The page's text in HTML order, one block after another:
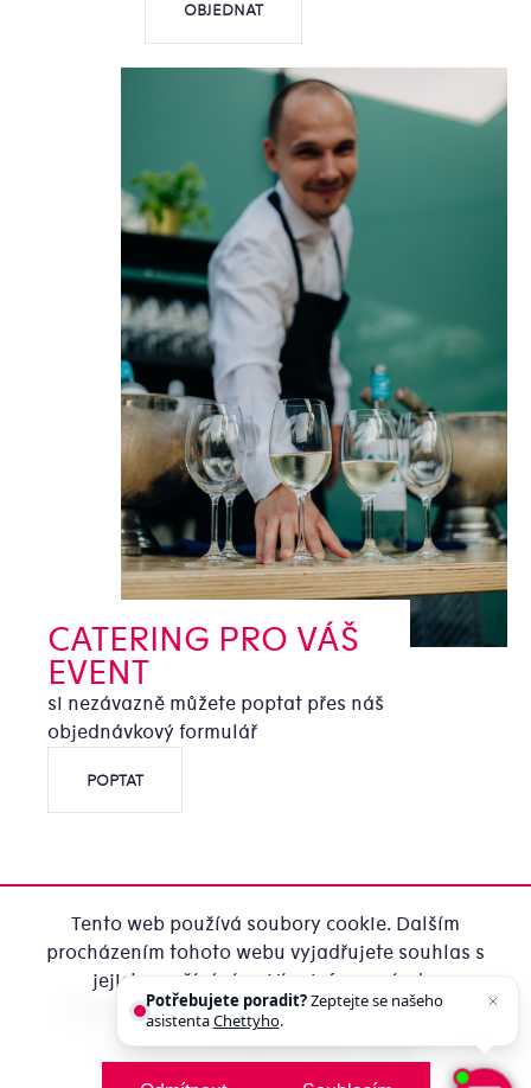
Tento web používá soubory cookie. Dalším
procházením tohoto webu vyjadřujete souhlas s
jejich používáním.. Více informací
zde
Nastavení
OBJEDNAT
CATERING PRO VÁŠ
EVENT
si nezávazně můžete poptat přes náš
objednávkový formulář
POPTAT
na platformě
Copyright 2026Office Catering ze Zátiší. Všechna práva
vyhrazena.Upravit nastavení cookies
Potřebujete poradit?Zeptejte se našeho
asistentaChettyho.